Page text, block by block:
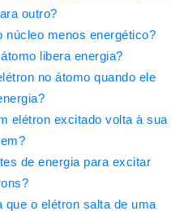
outro?
núcleo menos energético?
libera energia?
no átomo quando ele
elétron excitado volta à sua
de energia para excitar
o elétron salta de uma